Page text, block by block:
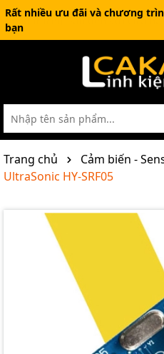
Rất nhiều ưu đãi và chương
bạn
Trang chủ Cảm biến -
UltraSonic HY-SRF05